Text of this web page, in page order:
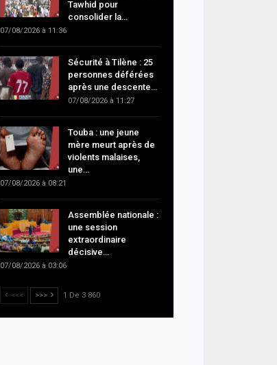
Tawhid pour
consolider la…
07/08/2026 à 11:36
Sécurité à Tilène : 25
personnes déférées
après une descente…
07/08/2026 à 11:27
Touba : une jeune
mère meurt après de
violents malaises,
une…
07/08/2026 à 08:21
Assemblée nationale :
une session
extraordinaire
décisive…
07/08/2026 à 03:06
<<< >>> 1 De 3 860